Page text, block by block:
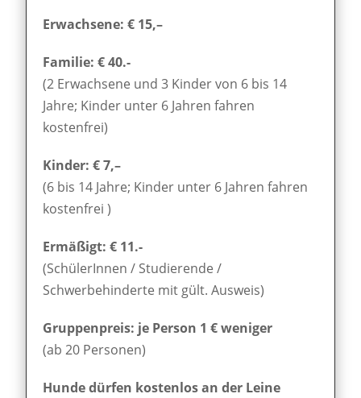
Erwachsene: € 15,–
Familie: € 40.-
(2 Erwachsene und 3 Kinder von 6 bis 14
Jahre; Kinder unter 6 Jahren fahren
kostenfrei)
Kinder: € 7,–
(6 bis 14 Jahre; Kinder unter 6 Jahren fahren
kostenfrei )
Ermäßigt: € 11.-
(SchülerInnen / Studierende /
Schwerbehinderte mit gült. Ausweis)
Gruppenpreis: je Person 1 € weniger
(ab 20 Personen)
Hunde dürfen kostenlos an der Leine